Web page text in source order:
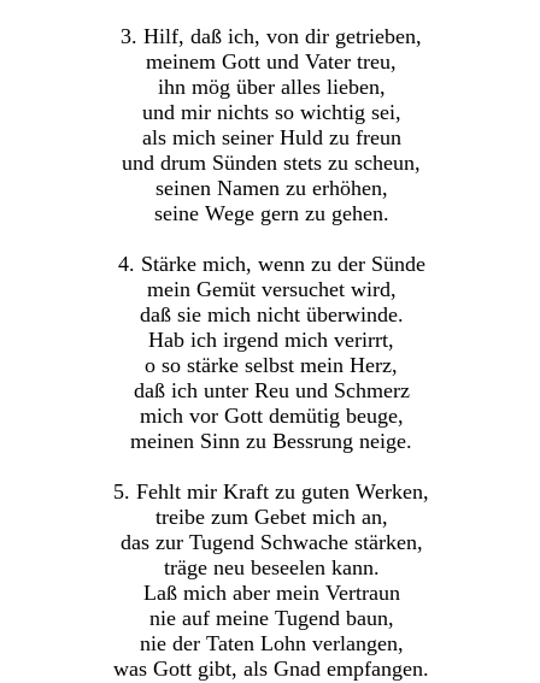
3. Hilf, daß ich, von dir getrieben,
meinem Gott und Vater treu,
ihn mög über alles lieben,
und mir nichts so wichtig sei,
als mich seiner Huld zu freun
und drum Sünden stets zu scheun,
seinen Namen zu erhöhen,
seine Wege gern zu gehen.
4. Stärke mich, wenn zu der Sünde
mein Gemüt versuchet wird,
daß sie mich nicht überwinde.
Hab ich irgend mich verirrt,
o so stärke selbst mein Herz,
daß ich unter Reu und Schmerz
mich vor Gott demütig beuge,
meinen Sinn zu Bessrung neige.
5. Fehlt mir Kraft zu guten Werken,
treibe zum Gebet mich an,
das zur Tugend Schwache stärken,
träge neu beseelen kann.
Laß mich aber mein Vertraun
nie auf meine Tugend baun,
nie der Taten Lohn verlangen,
was Gott gibt, als Gnad empfangen.